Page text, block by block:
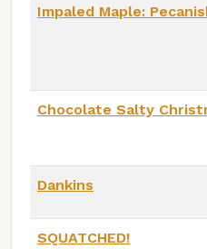
Impaled Maple:
Chocolate Salty
Dankins
SQUATCHED!